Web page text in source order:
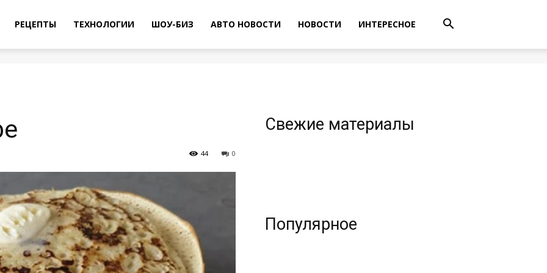
РЕЦЕПТЫ ТЕХНОЛОГИИ ШОУ-БИЗ АВТО НОВОСТИ НОВОСТИ ИНТЕРЕСНОЕ
0
44
Свежие материалы
Популярное